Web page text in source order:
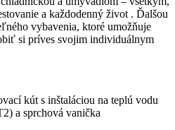
a každodenný život . Ďalšou
vybavenia, ktoré umožňuje
si príves svojim individuálnym
kút s inštaláciou na teplú vodu
a sprchová vanička